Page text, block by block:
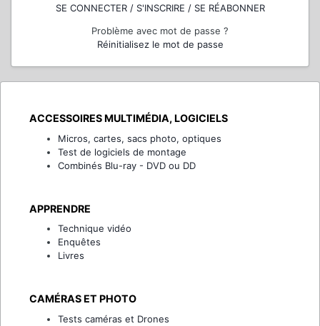
SE CONNECTER / S'INSCRIRE / SE RÉABONNER
Problème avec mot de passe ?
Réinitialisez le mot de passe
ACCESSOIRES MULTIMÉDIA, LOGICIELS
Micros, cartes, sacs photo, optiques
Test de logiciels de montage
Combinés Blu-ray - DVD ou DD
APPRENDRE
Technique vidéo
Enquêtes
Livres
CAMÉRAS ET PHOTO
Tests caméras et Drones